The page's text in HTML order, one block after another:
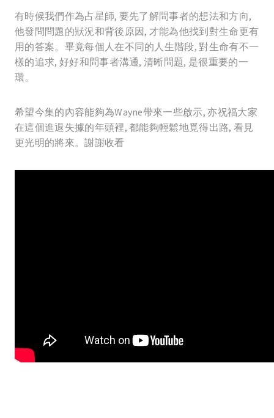
有時候我們作為占星師, 要先了解問事者的想法和方向,
他發問問題的狀況和背後原因, 才能為他找到對生命更有
用的答案。畢竟每個人在不同的人生階段, 對生命有不一
樣的追求, 好好和問事者溝通, 清晰問題, 是很重要的一
環。
希望今集的內容能夠為Wayne帶來一些啟示, 亦祝福大家
在這個進退失據的年頭裡, 都能夠輕鬆地覓得出路, 看見
更光明的將來。謝謝收看